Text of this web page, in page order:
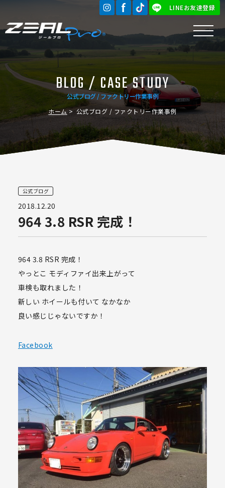
LINEお友達登録
公式ブログ / ファクトリー作業事例
BLOG / CASE STUDY
ホーム 公式ブログ / ファクトリー作業事例
公式ブログ
2018.12.20
964 3.8 RSR 完成！
964 3.8 RSR 完成！
やっとこ モディファイ出来上がって
車検も取れました！
新しい ホイールも付いて なかなか
良い感じじゃないですか！
Facebook